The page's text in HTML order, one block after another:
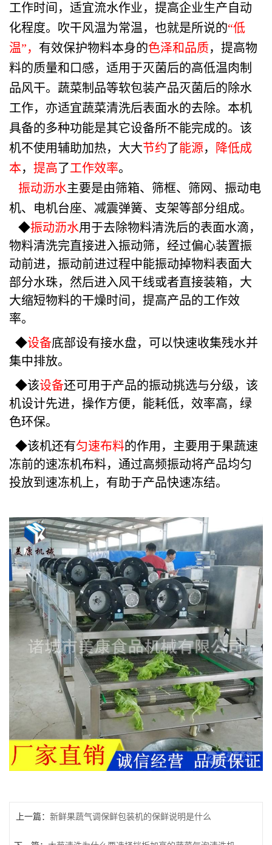
工作时间，适宜流水作业，提高企业生产自动
化程度。吹干风温为常温，也就是所说的“低
温”， 有效保护物料本身的色泽和品质，提高物
料的质量和口感，适用于灭菌后的高低温肉制
品风干。蔬菜制品等软包装产品灭菌后的除水
工作，亦适宜蔬菜清洗后表面水的去除。本机
具备的多种功能是其它设备所不能完成的。该
机不使用辅助加热，大大节约了能源，
降低成
本， 提高了工作效率。
振动沥水主要是由筛箱、筛框、筛网、振动电
机、电机台座、减震弹簧、支架等部分组成。
◆振动沥水用于去除物料清洗后的表面水滴，
物料清洗完直接进入振动筛，经过偏心装置振
动前进，振动前进过程中能振动掉物料表面大
部分水珠，然后进入风干线或者直接装箱，大
大缩短物料的干燥时间，提高产品的工作效
率。
◆设备底部设有接水盘，可以快速收集残水并
集中排放。
◆该设备还可用于产品的振动挑选与分级，该
机设计先进，操作方便，能耗低，效率高，绿
色环保。
◆该机还有匀速布料的作用，主要用于果蔬速
冻前的速冻机布料，通过高频振动将产品均匀
投放到速冻机上，有助于产品快速冻结。
上一篇： 新鲜果蔬气调保鲜包装机的保鲜说明是什么